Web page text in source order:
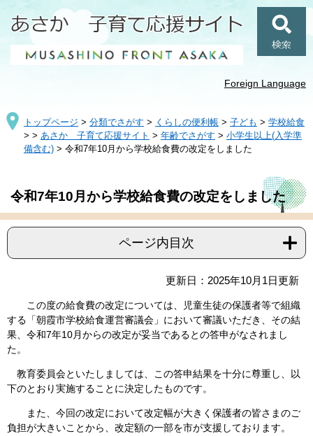
。
て
Foreign Language
トップページ > 分類でさがす > くらしの便利帳 > 子ども > 学校給食
> > あさか 子育て応援サイト > 年齢でさがす > 小学生以上(入学準
備含む)> 令和7年10月から学校給食費の改定をしました
令和7年10月から学校給食費の改定をしました
ページ内目次
更新日：2025年10月1日更新
この度の給食費の改定については、児童生徒の保護者等で組織
する「朝霞市学校給食運営審議会」において審議いただき、その結
果、令和7年10月からの改定が妥当であるとの答申がなされまし
た。
教育委員会といたしましては、この答申結果を十分に尊重し、以
下のとおり実施することに決定したものです。
また、今回の改定において改定幅が大きく保護者の皆さまのご
負担が大きいことから、改定額の一部を市が支援しております。